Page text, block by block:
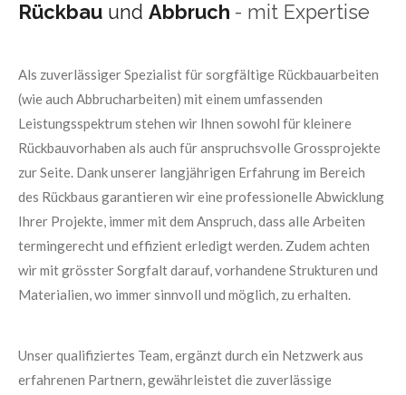
Rückbau und Abbruch - mit Expertise
Als zuverlässiger Spezialist für sorgfältige Rückbauarbeiten
(wie auch Abbrucharbeiten) mit einem umfassenden
Leistungsspektrum stehen wir Ihnen sowohl für kleinere
Rückbauvorhaben als auch für anspruchsvolle Grossprojekte
zur Seite. Dank unserer langjährigen Erfahrung im Bereich
des Rückbaus garantieren wir eine professionelle Abwicklung
Ihrer Projekte, immer mit dem Anspruch, dass alle Arbeiten
termingerecht und effizient erledigt werden. Zudem achten
wir mit grösster Sorgfalt darauf, vorhandene Strukturen und
Materialien, wo immer sinnvoll und möglich, zu erhalten.
Unser qualifiziertes Team, ergänzt durch ein Netzwerk aus
erfahrenen Partnern, gewährleistet die zuverlässige